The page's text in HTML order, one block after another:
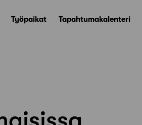
Työpaikat Tapahtumakalenteri